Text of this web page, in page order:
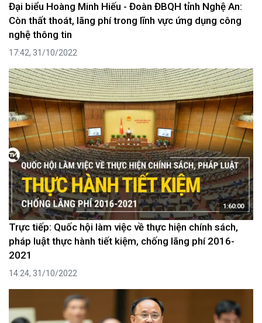
Đại biểu Hoàng Minh Hiếu - Đoàn ĐBQH tỉnh Nghệ An:
Còn thất thoát, lãng phí trong lĩnh vực ứng dụng công
nghệ thông tin
17:42, 31/10/2022
1:60:00
Trực tiếp: Quốc hội làm việc về thực hiện chính sách,
pháp luật thực hành tiết kiệm, chống lãng phí 2016-
2021
14:24, 31/10/2022